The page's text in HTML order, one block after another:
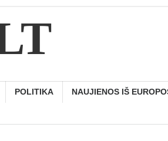
POLITIKA NAUJIENOS IŠ